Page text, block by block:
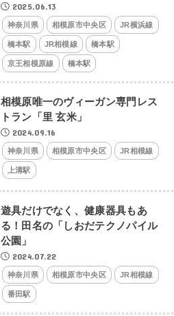
2025.06.13
神奈川県 相模原市中央区 JR横浜線
橋本駅 JR相模線 橋本駅
京王相模原線 橋本駅
相模原唯一のヴィーガン専門レス
トラン「里 玄米」
2024.09.16
神奈川県 相模原市中央区 JR相模線
上溝駅
遊具だけでなく、健康器具もあ
る！田名の「しおだテクノパイル
公園」
2024.07.22
神奈川県 相模原市中央区 JR相模線
番田駅